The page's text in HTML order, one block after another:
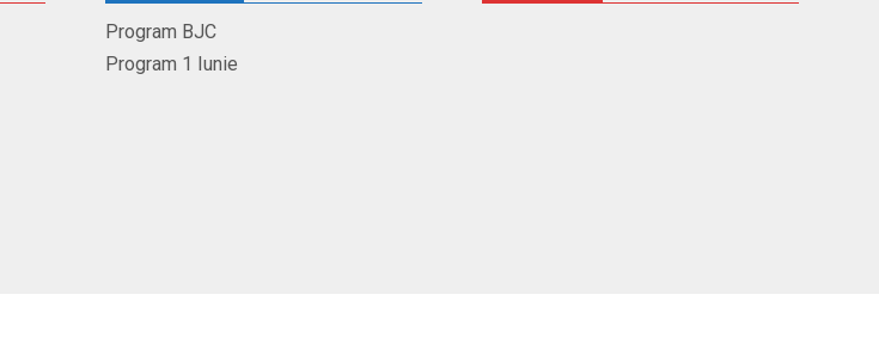
Program BJC
Program 1 Iunie